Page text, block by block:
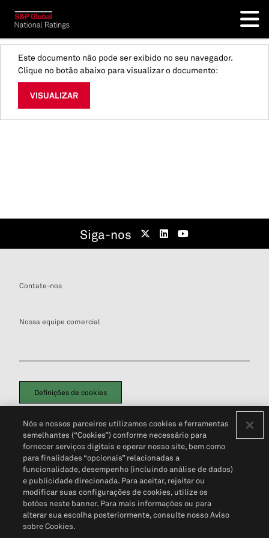
Este documento não pode ser exibido no seu navegador.
Clique no botão abaixo para visualizar o documento:
VISUALIZAR
Siga-nos
Contate-nos
Nossa equipe comercial
Definições de cookies
Política de PrivacidadePortal de privacidade do cliente (em inglês)
Não Venda Minhas Informações Pessoais© 2026 S&P Global
Nós e nossos parceiros utilizamos cookies e ferramentas
semelhantes (“Cookies”) conforme necessário para
fornecer serviços digitais e operar nosso site, bem como
para finalidades “opcionais” relacionadas a
funcionalidade, desempenho (incluindo análise de dados)
e publicidade direcionada. Para aceitar, rejeitar ou
modificar suas configurações de cookies, utilize os
botões neste banner. Para mais informações ou para
alterar sua escolha posteriormente, consulte nosso Aviso
sobre Cookies.